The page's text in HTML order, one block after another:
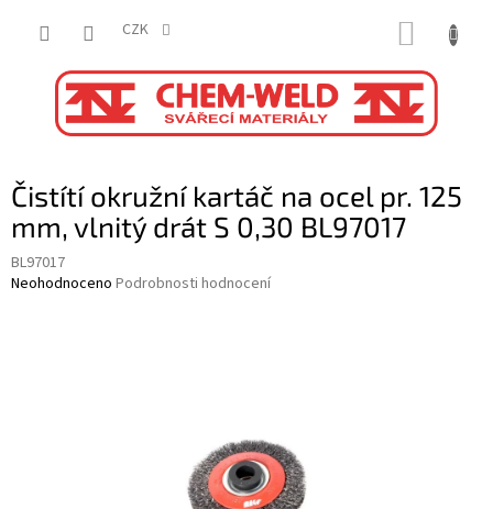
CZK
Čistítí okružní kartáč na ocel pr. 125
mm, vlnitý drát S 0,30 BL97017
BL97017
Průměrné
Neohodnoceno Podrobnosti hodnocení